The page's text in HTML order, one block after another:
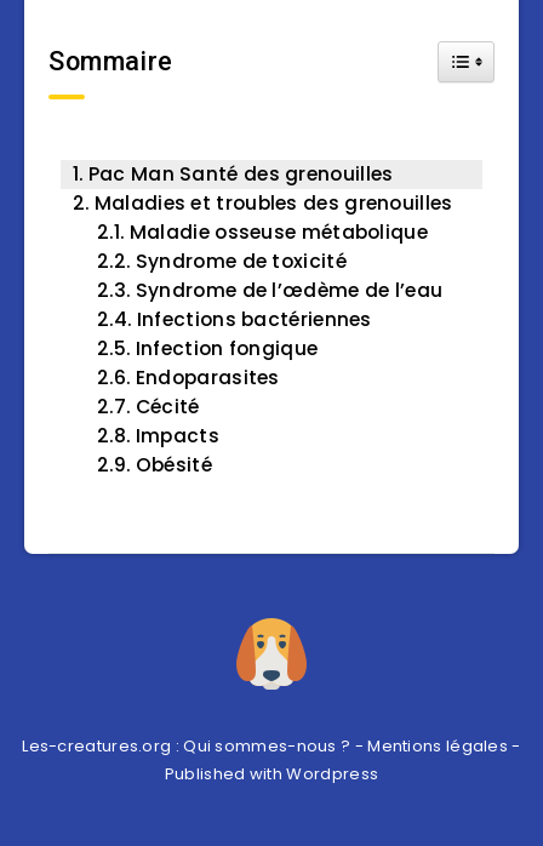
Sommaire Toggle
Pac Man Santé des grenouilles
Maladies et troubles des grenouilles
Maladie osseuse métabolique
Syndrome de toxicité
Syndrome de l’œdème de l’eau
Infections bactériennes
Infection fongique
Endoparasites
Cécité
Impacts
Obésité
Les-creatures.org :Qui sommes-nous ? -Mentions légales -
Published withWordpress